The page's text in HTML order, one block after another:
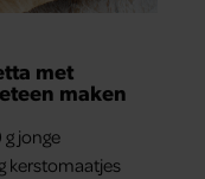
met
maken
jonge
kerstomaatjes